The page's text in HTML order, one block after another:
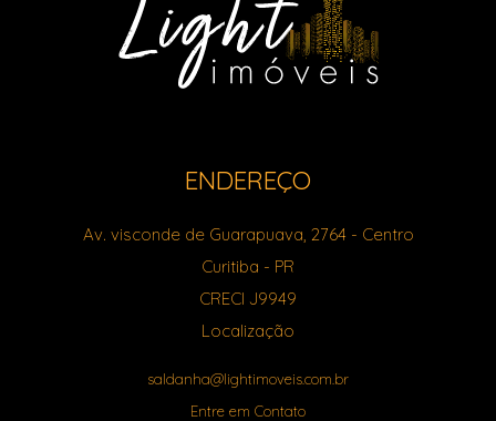
ENDEREÇO
Av. visconde de Guarapuava, 2764- Centro
Curitiba - PR
CRECI J9949
Localização
saldanha@lightimoveis.com.br
Entre em Contato